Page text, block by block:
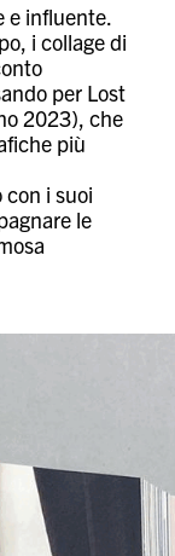
e influente.
i collage di
per Lost
2023), che
più
i suoi
le